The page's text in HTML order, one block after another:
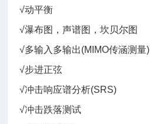
√动平衡
√瀑布图，声谱图，坎贝尔图
√多输入多输出(MIMO传涵测量)
√步进正弦
√冲击响应谱分析(SRS)
√冲击跌落测试